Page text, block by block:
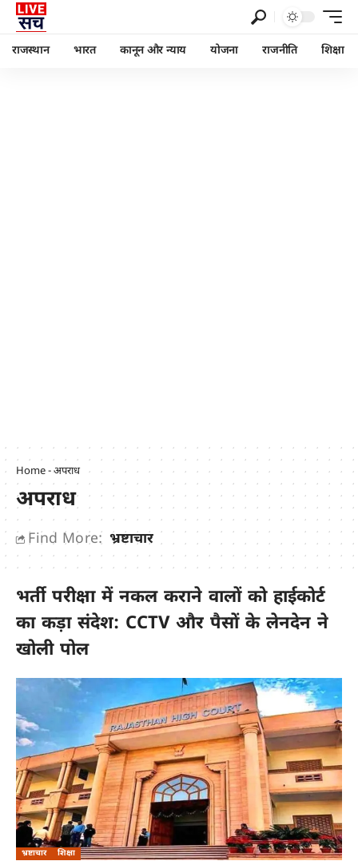
राजस्थान भारत कानून और न्याय योजना राजनीति शिक्षा
Home-अपराध
अपराध
Find More: भ्रष्टाचार
भर्ती परीक्षा में नकल कराने वालों को हाईकोर्ट
का कड़ा संदेश: CCTV और पैसों के लेनदेन ने
खोली पोल
भ्रष्टाचार शिक्षा